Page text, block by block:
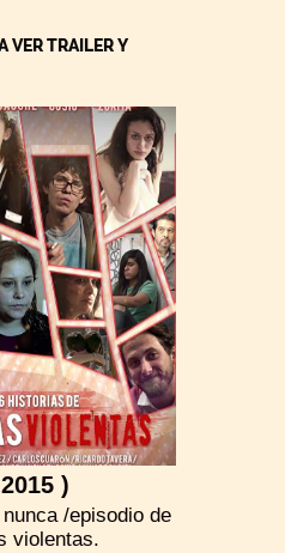
VER TRAILER Y
)
/episodio de
violentas.